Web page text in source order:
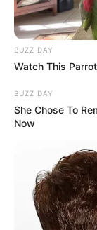
im
liegt in der
Ortskern
Miniatur-
1900
BUZZ DAY
Watch This
BUZZ DAY
She Chose To
Now